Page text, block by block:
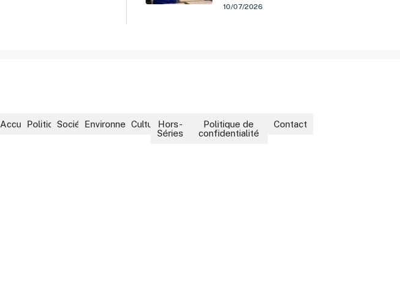
10/07/2026
AccueilPolitiqueSociétéEnvironnementCultureHors-
Séries
Politique de
confidentialité
Contact